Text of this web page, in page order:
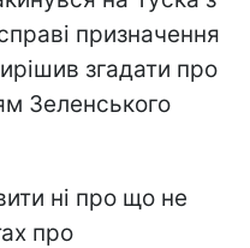
призначення
згадати про
Зеленського
ні про що не
про